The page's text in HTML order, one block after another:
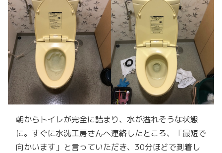
朝からトイレが完全に詰まり、水が溢れそうな状態
に。すぐに水洗工房さんへ連絡したところ、「最短で
向かいます」と言っていただき、30分ほどで到着し